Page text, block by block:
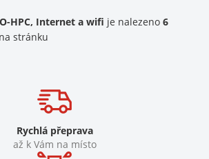
HPC, Internet a wifi je nalezeno 6
na stránku
Rychlá přeprava
až k Vám na místo